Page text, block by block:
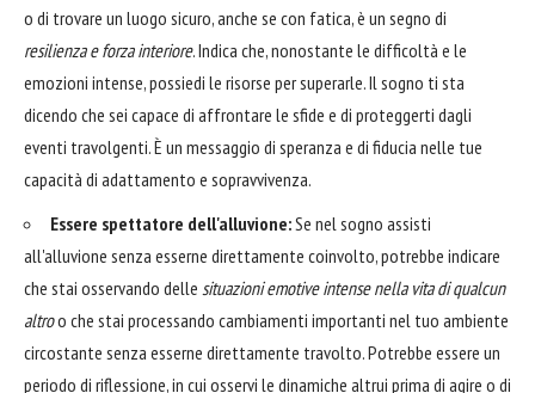
o di trovare un luogo sicuro, anche se con fatica, è un segno di
resilienza e forza interiore. Indica che, nonostante le difficoltà e le
emozioni intense, possiedi le risorse per superarle. Il sogno ti sta
dicendo che sei capace di affrontare le sfide e di proteggerti dagli
eventi travolgenti. È un messaggio di speranza e di fiducia nelle tue
capacità di adattamento e sopravvivenza.
Essere spettatore dell'alluvione:Se nel sogno assisti
all'alluvione senza esserne direttamente coinvolto, potrebbe indicare
che stai osservando delle situazioni emotive intense nella vita di qualcun
altroo che stai processando cambiamenti importanti nel tuo ambiente
circostante senza esserne direttamente travolto. Potrebbe essere un
periodo di riflessione, in cui osservi le dinamiche altrui prima di agire o di